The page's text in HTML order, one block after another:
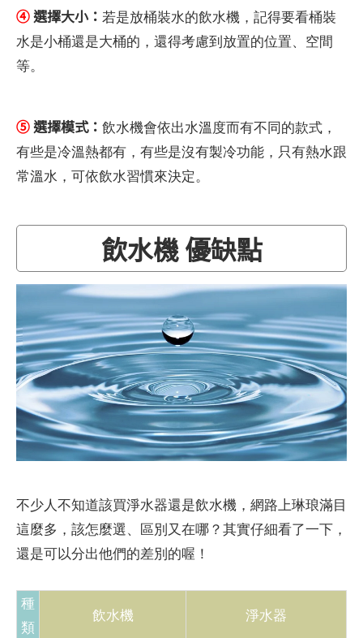
④選擇大小： 若是放桶裝水的飲水機，記得要看桶裝
水是小桶還是大桶的，還得考慮到放置的位置、空間
等。
⑤選擇模式： 飲水機會依出水溫度而有不同的款式，
有些是冷溫熱都有，有些是沒有製冷功能，只有熱水跟
常溫水，可依飲水習慣來決定。
飲水機 優缺點
不少人不知道該買淨水器還是飲水機，網路上琳琅滿目
這麼多，該怎麼選、區別又在哪？其實仔細看了一下，
還是可以分出他們的差別的喔！
種
類
飲水機
淨水器